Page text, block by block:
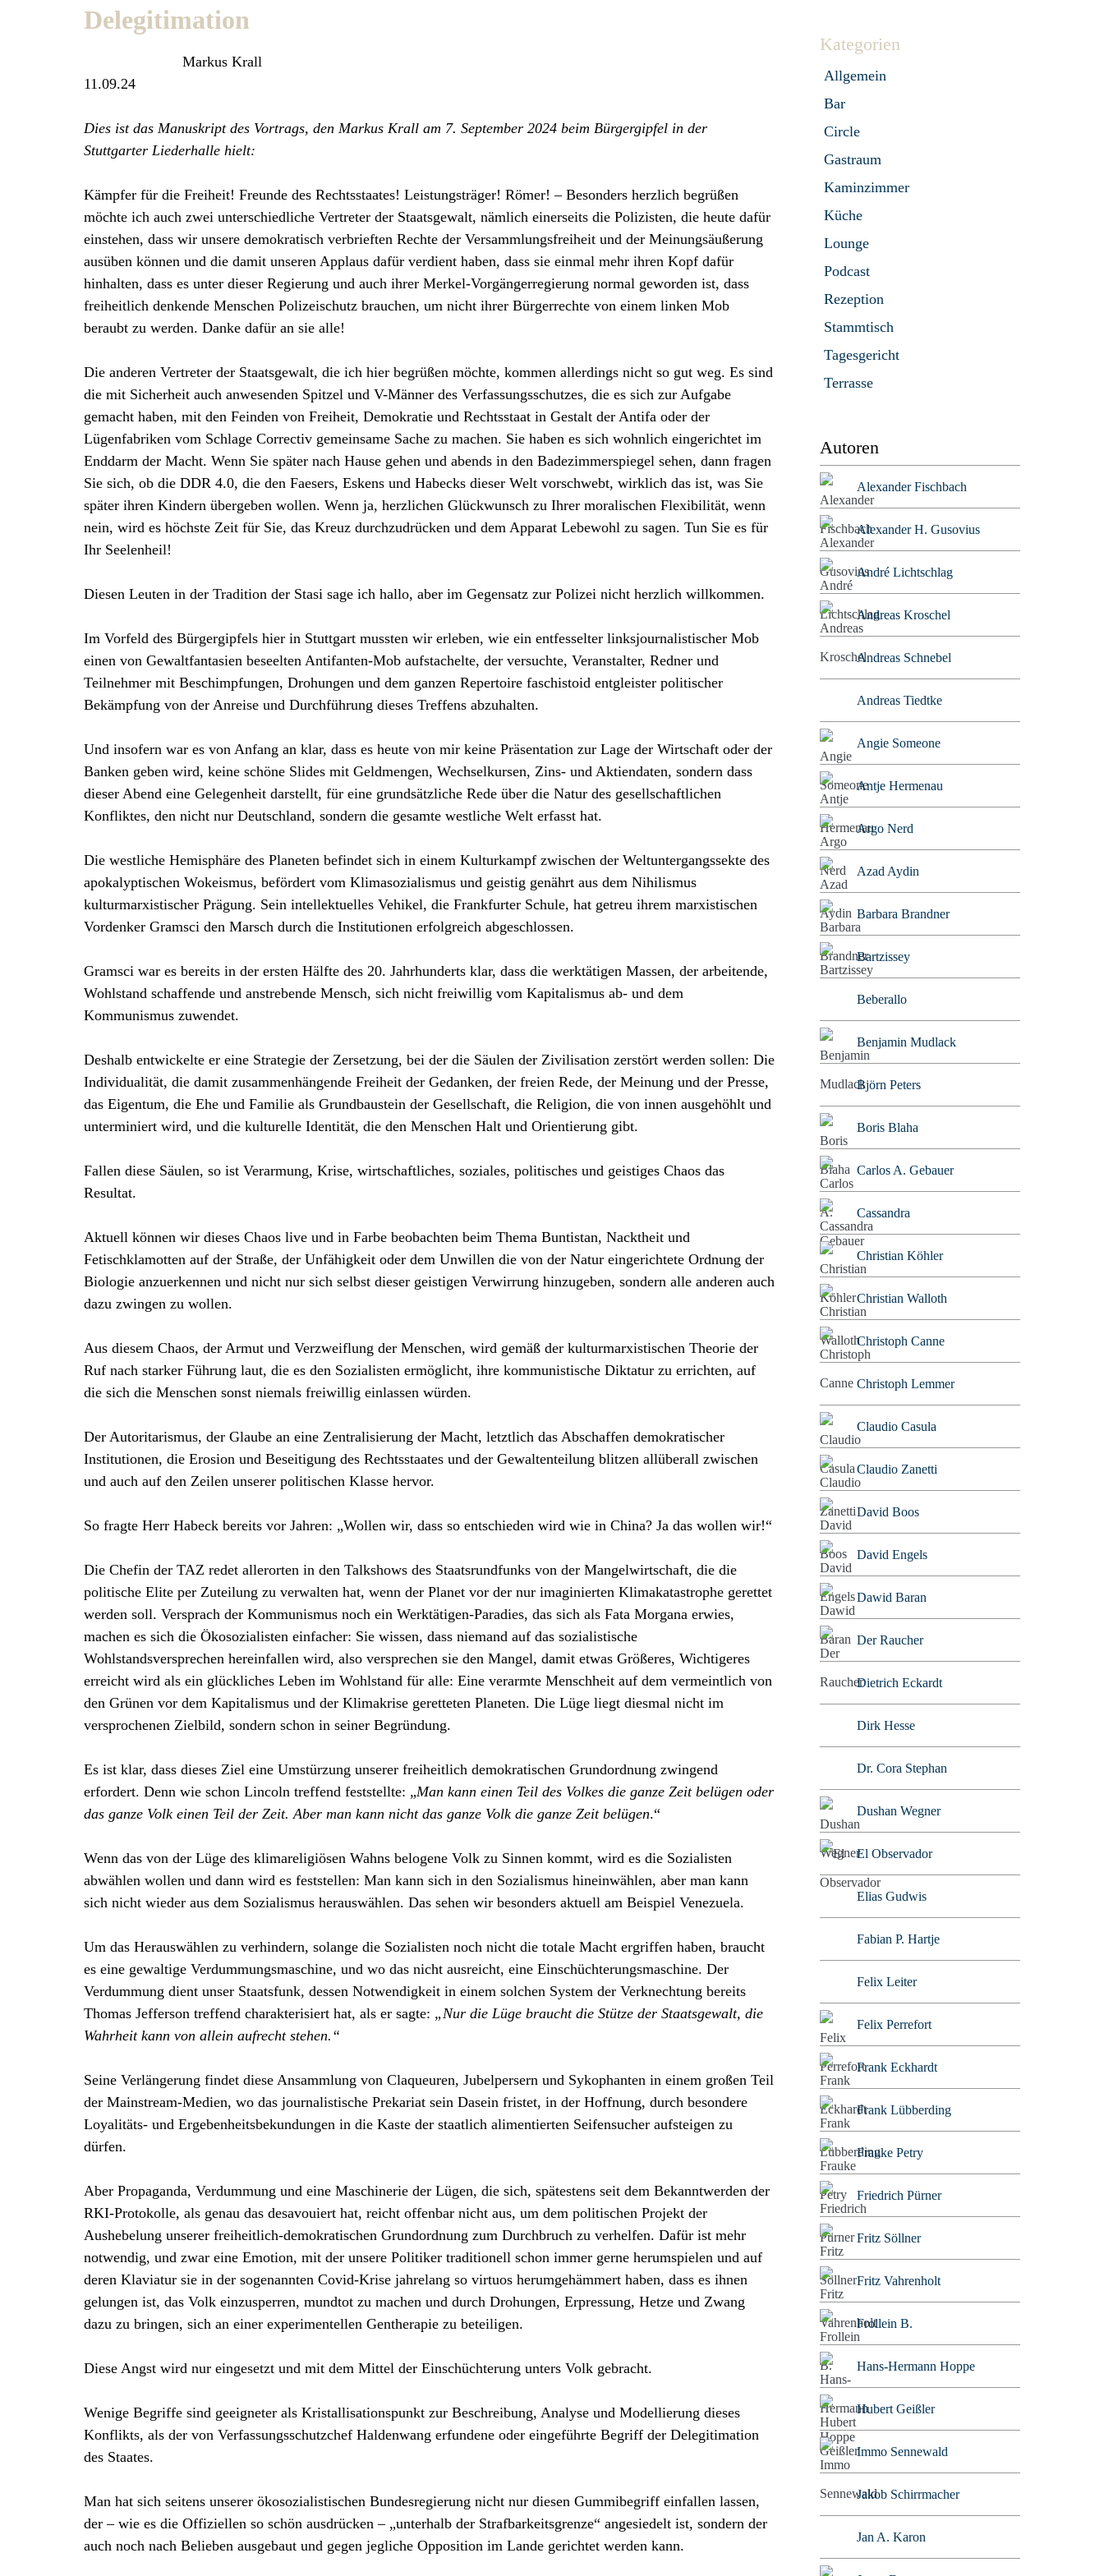
Delegitimation
Markus Krall
11.09.24
Dies ist das Manuskript des Vortrags, den Markus Krall am 7. September 2024 beim Bürgergipfel in der
Stuttgarter Liederhalle hielt:
Kämpfer für die Freiheit! Freunde des Rechtsstaates! Leistungsträger! Römer! – Besonders herzlich begrüßen
möchte ich auch zwei unterschiedliche Vertreter der Staatsgewalt, nämlich einerseits die Polizisten, die heute dafür
einstehen, dass wir unsere demokratisch verbrieften Rechte der Versammlungsfreiheit und der Meinungsäußerung
ausüben können und die damit unseren Applaus dafür verdient haben, dass sie einmal mehr ihren Kopf dafür
hinhalten, dass es unter dieser Regierung und auch ihrer Merkel-Vorgängerregierung normal geworden ist, dass
freiheitlich denkende Menschen Polizeischutz brauchen, um nicht ihrer Bürgerrechte von einem linken Mob
beraubt zu werden. Danke dafür an sie alle!
Die anderen Vertreter der Staatsgewalt, die ich hier begrüßen möchte, kommen allerdings nicht so gut weg. Es sind
die mit Sicherheit auch anwesenden Spitzel und V-Männer des Verfassungsschutzes, die es sich zur Aufgabe
gemacht haben, mit den Feinden von Freiheit, Demokratie und Rechtsstaat in Gestalt der Antifa oder der
Lügenfabriken vom Schlage Correctiv gemeinsame Sache zu machen. Sie haben es sich wohnlich eingerichtet im
Enddarm der Macht. Wenn Sie später nach Hause gehen und abends in den Badezimmerspiegel sehen, dann fragen
Sie sich, ob die DDR 4.0, die den Faesers, Eskens und Habecks dieser Welt vorschwebt, wirklich das ist, was Sie
später ihren Kindern übergeben wollen. Wenn ja, herzlichen Glückwunsch zu Ihrer moralischen Flexibilität, wenn
nein, wird es höchste Zeit für Sie, das Kreuz durchzudrücken und dem Apparat Lebewohl zu sagen. Tun Sie es für
Ihr Seelenheil!
Diesen Leuten in der Tradition der Stasi sage ich hallo, aber im Gegensatz zur Polizei nicht herzlich willkommen.
Im Vorfeld des Bürgergipfels hier in Stuttgart mussten wir erleben, wie ein entfesselter linksjournalistischer Mob
einen von Gewaltfantasien beseelten Antifanten-Mob aufstachelte, der versuchte, Veranstalter, Redner und
Teilnehmer mit Beschimpfungen, Drohungen und dem ganzen Repertoire faschistoid entgleister politischer
Bekämpfung von der Anreise und Durchführung dieses Treffens abzuhalten.
Und insofern war es von Anfang an klar, dass es heute von mir keine Präsentation zur Lage der Wirtschaft oder der
Banken geben wird, keine schöne Slides mit Geldmengen, Wechselkursen, Zins- und Aktiendaten, sondern dass
dieser Abend eine Gelegenheit darstellt, für eine grundsätzliche Rede über die Natur des gesellschaftlichen
Konfliktes, den nicht nur Deutschland, sondern die gesamte westliche Welt erfasst hat.
Die westliche Hemisphäre des Planeten befindet sich in einem Kulturkampf zwischen der Weltuntergangssekte des
apokalyptischen Wokeismus, befördert vom Klimasozialismus und geistig genährt aus dem Nihilismus
kulturmarxistischer Prägung. Sein intellektuelles Vehikel, die Frankfurter Schule, hat getreu ihrem marxistischen
Vordenker Gramsci den Marsch durch die Institutionen erfolgreich abgeschlossen.
Gramsci war es bereits in der ersten Hälfte des 20. Jahrhunderts klar, dass die werktätigen Massen, der arbeitende,
Wohlstand schaffende und anstrebende Mensch, sich nicht freiwillig vom Kapitalismus ab- und dem
Kommunismus zuwendet.
Deshalb entwickelte er eine Strategie der Zersetzung, bei der die Säulen der Zivilisation zerstört werden sollen: Die
Individualität, die damit zusammenhängende Freiheit der Gedanken, der freien Rede, der Meinung und der Presse,
das Eigentum, die Ehe und Familie als Grundbaustein der Gesellschaft, die Religion, die von innen ausgehöhlt und
unterminiert wird, und die kulturelle Identität, die den Menschen Halt und Orientierung gibt.
Fallen diese Säulen, so ist Verarmung, Krise, wirtschaftliches, soziales, politisches und geistiges Chaos das
Resultat.
Aktuell können wir dieses Chaos live und in Farbe beobachten beim Thema Buntistan, Nacktheit und
Fetischklamotten auf der Straße, der Unfähigkeit oder dem Unwillen die von der Natur eingerichtete Ordnung der
Biologie anzuerkennen und nicht nur sich selbst dieser geistigen Verwirrung hinzugeben, sondern alle anderen auch
dazu zwingen zu wollen.
Aus diesem Chaos, der Armut und Verzweiflung der Menschen, wird gemäß der kulturmarxistischen Theorie der
Ruf nach starker Führung laut, die es den Sozialisten ermöglicht, ihre kommunistische Diktatur zu errichten, auf
die sich die Menschen sonst niemals freiwillig einlassen würden.
Der Autoritarismus, der Glaube an eine Zentralisierung der Macht, letztlich das Abschaffen demokratischer
Institutionen, die Erosion und Beseitigung des Rechtsstaates und der Gewaltenteilung blitzen allüberall zwischen
und auch auf den Zeilen unserer politischen Klasse hervor.
So fragte Herr Habeck bereits vor Jahren: „Wollen wir, dass so entschieden wird wie in China? Ja das wollen wir!“
Die Chefin der TAZ redet allerorten in den Talkshows des Staatsrundfunks von der Mangelwirtschaft, die die
politische Elite per Zuteilung zu verwalten hat, wenn der Planet vor der nur imaginierten Klimakatastrophe gerettet
werden soll. Versprach der Kommunismus noch ein Werktätigen-Paradies, das sich als Fata Morgana erwies,
machen es sich die Ökosozialisten einfacher: Sie wissen, dass niemand auf das sozialistische
Wohlstandsversprechen hereinfallen wird, also versprechen sie den Mangel, damit etwas Größeres, Wichtigeres
erreicht wird als ein glückliches Leben im Wohlstand für alle: Eine verarmte Menschheit auf dem vermeintlich von
den Grünen vor dem Kapitalismus und der Klimakrise geretteten Planeten. Die Lüge liegt diesmal nicht im
versprochenen Zielbild, sondern schon in seiner Begründung.
Es ist klar, dass dieses Ziel eine Umstürzung unserer freiheitlich demokratischen Grundordnung zwingend
erfordert. Denn wie schon Lincoln treffend feststellte: „Man kann einen Teil des Volkes die ganze Zeit belügen oder
das ganze Volk einen Teil der Zeit. Aber man kann nicht das ganze Volk die ganze Zeit belügen.“
Wenn das von der Lüge des klimareligiösen Wahns belogene Volk zu Sinnen kommt, wird es die Sozialisten
abwählen wollen und dann wird es feststellen: Man kann sich in den Sozialismus hineinwählen, aber man kann
sich nicht wieder aus dem Sozialismus herauswählen. Das sehen wir besonders aktuell am Beispiel Venezuela.
Um das Herauswählen zu verhindern, solange die Sozialisten noch nicht die totale Macht ergriffen haben, braucht
es eine gewaltige Verdummungsmaschine, und wo das nicht ausreicht, eine Einschüchterungsmaschine. Der
Verdummung dient unser Staatsfunk, dessen Notwendigkeit in einem solchen System der Verknechtung bereits
Thomas Jefferson treffend charakterisiert hat, als er sagte: „Nur die Lüge braucht die Stütze der Staatsgewalt, die
Wahrheit kann von allein aufrecht stehen.“
Seine Verlängerung findet diese Ansammlung von Claqueuren, Jubelpersern und Sykophanten in einem großen Teil
der Mainstream-Medien, wo das journalistische Prekariat sein Dasein fristet, in der Hoffnung, durch besondere
Loyalitäts- und Ergebenheitsbekundungen in die Kaste der staatlich alimentierten Seifensucher aufsteigen zu
dürfen.
Aber Propaganda, Verdummung und eine Maschinerie der Lügen, die sich, spätestens seit dem Bekanntwerden der
RKI-Protokolle, als genau das desavouiert hat, reicht offenbar nicht aus, um dem politischen Projekt der
Aushebelung unserer freiheitlich-demokratischen Grundordnung zum Durchbruch zu verhelfen. Dafür ist mehr
notwendig, und zwar eine Emotion, mit der unsere Politiker traditionell schon immer gerne herumspielen und auf
deren Klaviatur sie in der sogenannten Covid-Krise jahrelang so virtuos herumgehämmert haben, dass es ihnen
gelungen ist, das Volk einzusperren, mundtot zu machen und durch Drohungen, Erpressung, Hetze und Zwang
dazu zu bringen, sich an einer experimentellen Gentherapie zu beteiligen.
Diese Angst wird nur eingesetzt und mit dem Mittel der Einschüchterung unters Volk gebracht.
Wenige Begriffe sind geeigneter als Kristallisationspunkt zur Beschreibung, Analyse und Modellierung dieses
Konflikts, als der von Verfassungsschutzchef Haldenwang erfundene oder eingeführte Begriff der Delegitimation
des Staates.
Man hat sich seitens unserer ökosozialistischen Bundesregierung nicht nur diesen Gummibegriff einfallen lassen,
der – wie es die Offiziellen so schön ausdrücken – „unterhalb der Strafbarkeitsgrenze“ angesiedelt ist, sondern der
auch noch nach Belieben ausgebaut und gegen jegliche Opposition im Lande gerichtet werden kann.
Kategorien
Allgemein
Bar
Circle
Gastraum
Kaminzimmer
Küche
Lounge
Podcast
Rezeption
Stammtisch
Tagesgericht
Terrasse
Autoren
Alexander Fischbach
Alexander H. Gusovius
André Lichtschlag
Andreas Kroschel
Andreas Schnebel
Andreas Tiedtke
Angie Someone
Antje Hermenau
Argo Nerd
Azad Aydin
Barbara Brandner
Bartzissey
Beberallo
Benjamin Mudlack
Björn Peters
Boris Blaha
Carlos A. Gebauer
Cassandra
Christian Köhler
Christian Walloth
Christoph Canne
Christoph Lemmer
Claudio Casula
Claudio Zanetti
David Boos
David Engels
Dawid Baran
Der Raucher
Dietrich Eckardt
Dirk Hesse
Dr. Cora Stephan
Dushan Wegner
El Observador
Elias Gudwis
Fabian P. Hartje
Felix Leiter
Felix Perrefort
Frank Eckhardt
Frank Lübberding
Frauke Petry
Friedrich Pürner
Fritz Söllner
Fritz Vahrenholt
Frollein B.
Hans-Hermann Hoppe
Hubert Geißler
Immo Sennewald
Jakob Schirrmacher
Jan A. Karon